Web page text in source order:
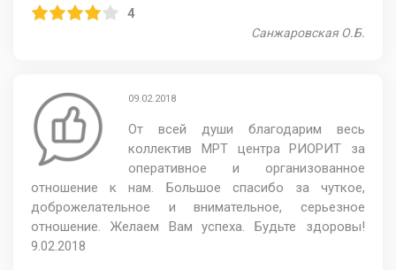
4
Санжаровская О.Б.
09.02.2018
От всей души благодарим весь
коллектив МРТ центра РИОРИТ за
оперативное и организованное
отношение к нам. Большое спасибо за чуткое,
доброжелательное и внимательное, серьезное
отношение. Желаем Вам успеха. Будьте здоровы!
9.02.2018